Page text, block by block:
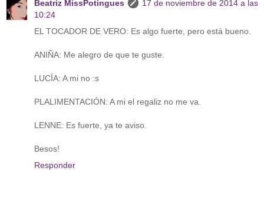
Beatriz MissPotingues
17 de noviembre de 2014 a las
10:24
EL TOCADOR DE VERO: Es algo fuerte, pero está bueno.
ANIÑA: Me alegro de que te guste.
LUCÍA: A mi no :s
PLALIMENTACIÓN: A mi el regaliz no me va.
LENNE: Es fuerte, ya te aviso.
Besos!
Responder